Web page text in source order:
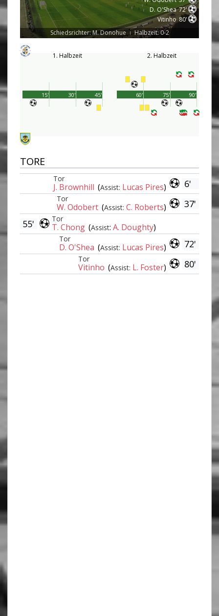
D. O'Shea 72'
Vitinho 80'
Schiedsrichter: M. Donohue
| Halbzeit: 0-2
1. Halbzeit
45'
15' 30'
2. Halbzeit
90'
60' 75'
TORE
6'
Tor
J. Brownhill (Assist: Lucas Pires)
37'
Tor
W. Odobert (Assist: C. Roberts)
Tor
T. Chong (Assist: A. Doughty)
55'
72'
Tor
D. O'Shea (Assist: Lucas Pires)
80'
Tor
Vitinho (Assist: L. Foster)